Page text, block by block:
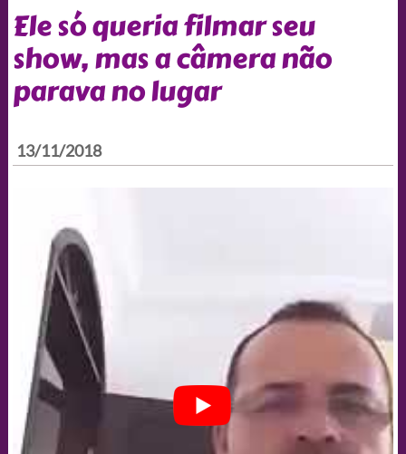
Ele só queria filmar seu
show, mas a câmera não
parava no lugar
13/11/2018